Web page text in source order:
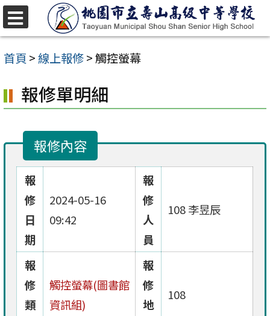
跳
至
主
內
容
首頁 >線上報修>觸控螢幕
報修單明細
報修內容
報
修
日
期
2024-05-16
09:42
報
修
人
員
108 李昱辰
報
修
類
觸控螢幕(圖書館
資訊組)
報
修
地
108
選
單